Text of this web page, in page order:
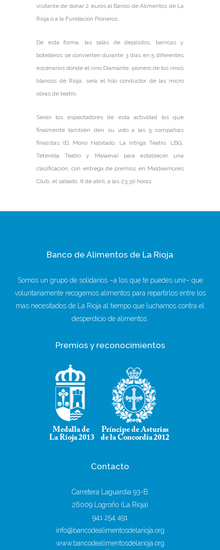
visitante de donar 2 euros al Banco de Alimentos de La
Rioja o a la Fundación Pioneros.
De esta forma, las salas de depósitos, barricas y
botelleros se convierten durante 3 días en 5 diferentes
escenarios donde el vino Diamante, pionero de los vinos
blancos de Rioja, será el hilo conductor de las micro
obras de teatro.
Serán los espectadores de esta actividad los que
finalmente también den su voto a las 5 compañías
finalistas (El Mono Habitado, La Intriga Teatro, LBG,
Teterella Teatro y Malaeva) para establecer una
clasificación, con entrega de premios en Maldeamores
Club, el sábado, 6 de abril, a las 23.30 horas.
Banco de Alimentos de La Rioja
Somos un grupo de solidarios –a los que te puedes unir– que
voluntariamente recogemos alimentos para repartirlos entre los
más necesitados de La Rioja al tiempo que luchamos contra el
desperdicio de alimentos.
Premios y reconocimientos
Contacto
Carretera Laguardia 93-B
26009 Logroño (La Rioja)
941 254 491
info@bancodealimentosdelarioja.org
www.bancodealimentosdelarioja.org